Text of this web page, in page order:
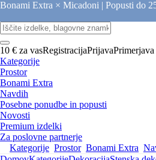
Bonami Extra × Micadoni | Popusti do
10 € za vasRegistracijaPrijavaPrimerjava
Kategorije
Prostor
Bonami Extra
Navdih
Posebne ponudbe in popusti
Novosti
Premium izdelki
Za poslovne partnerje
Kategorije Prostor Bonami Extra